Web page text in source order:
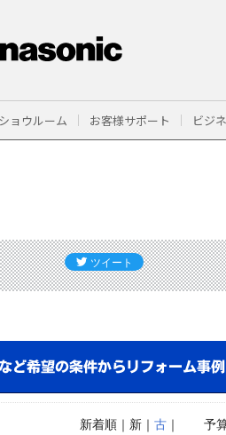
ショウルーム お客様サポート ビジ
予
新着順｜新｜ 古｜